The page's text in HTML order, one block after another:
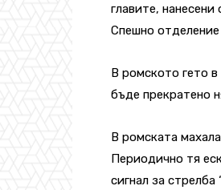
главите,
Спешно
В ромското гето
бъде прекратено
В ромската
Периодично тя
сигнал за